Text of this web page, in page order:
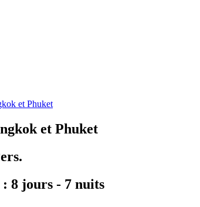
et Phuket
et Phuket
8 jours - 7 nuits